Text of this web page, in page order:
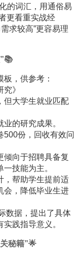
的词汇，用通俗易
更看重实战经
求较高”更容易理
，供参考：
》
但大学生就业匹配
的研究成果。
500份，回收有效问
倾向于招聘具备复
技能为主。
，帮助学生提前适
会，降低毕业生进
数据，提出了具体
践指导意义。
秘籍”🌟